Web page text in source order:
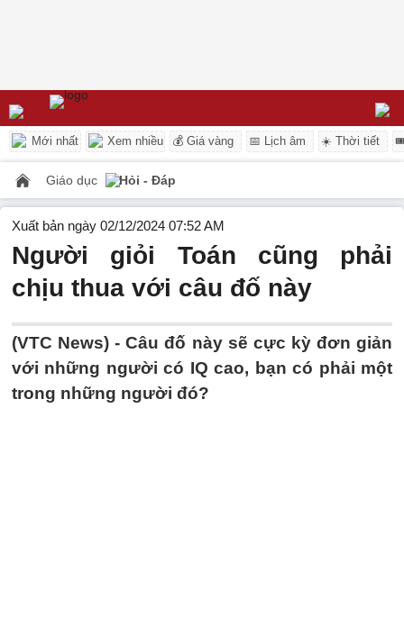
Mới nhất Xem nhiều 💰 Giá vàng 📅 Lịch âm ☀️ Thời tiết
Giáo dục Hỏi - Đáp
Xuất bản ngày 02/12/2024 07:52 AM
Người giỏi Toán cũng phải
chịu thua với câu đố này
(VTC News) -Câu đố này sẽ cực kỳ đơn giản
với những người có IQ cao, bạn có phải một
trong những người đó?